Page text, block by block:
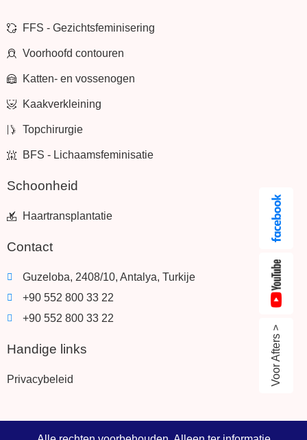
FFS - Gezichtsfeminisering
Voorhoofd contouren
Katten- en vossenogen
Kaakverkleining
Topchirurgie
BFS - Lichaamsfeminisatie
Schoonheid
Haartransplantatie
Contact
Guzeloba, 2408/10, Antalya, Turkije
+90 552 800 33 22
+90 552 800 33 22
Handige links
Privacybeleid Voor Afters >